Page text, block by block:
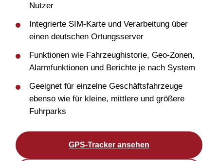
Nutzer
Integrierte SIM-Karte und Verarbeitung über
einen deutschen Ortungsserver
Funktionen wie Fahrzeughistorie, Geo-Zonen,
Alarmfunktionen und Berichte je nach System
Geeignet für einzelne Geschäftsfahrzeuge
ebenso wie für kleine, mittlere und größere
Fuhrparks
GPS-Tracker ansehen